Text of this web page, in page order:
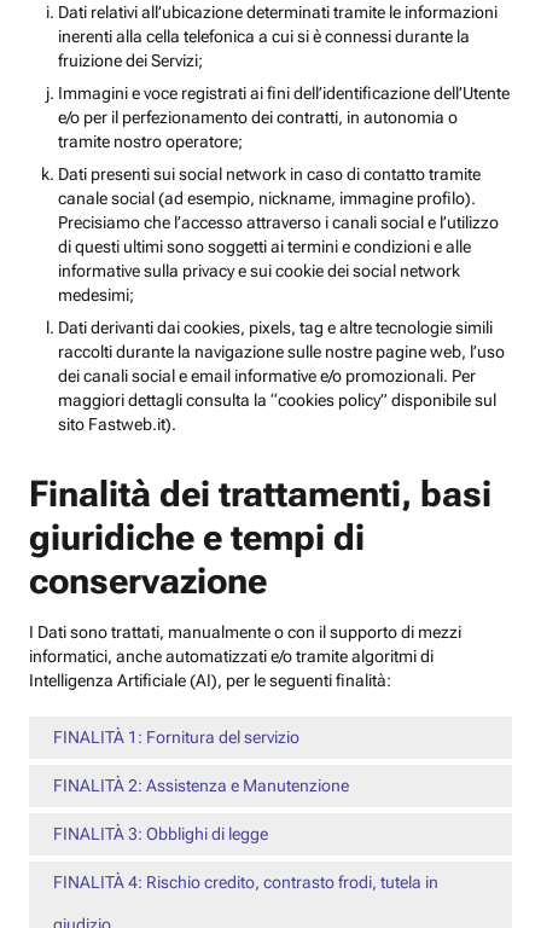
Dati relativi all’ubicazione determinati tramite le informazioni
inerenti alla cella telefonica a cui si è connessi durante la
fruizione dei Servizi;
Immagini e voce registrati ai fini dell’identificazione dell’Utente
e/o per il perfezionamento dei contratti, in autonomia o
tramite nostro operatore;
Dati presenti sui social network in caso di contatto tramite
canale social (ad esempio, nickname, immagine profilo).
Precisiamo che l’accesso attraverso i canali social e l’utilizzo
di questi ultimi sono soggetti ai termini e condizioni e alle
informative sulla privacy e sui cookie dei social network
medesimi;
Dati derivanti dai cookies, pixels, tag e altre tecnologie simili
raccolti durante la navigazione sulle nostre pagine web, l’uso
dei canali social e email informative e/o promozionali. Per
maggiori dettagli consulta la “cookies policy” disponibile sul
sito Fastweb.it).
Finalità dei trattamenti, basi
giuridiche e tempi di
conservazione
I Dati sono trattati, manualmente o con il supporto di mezzi
informatici, anche automatizzati e/o tramite algoritmi di
Intelligenza Artificiale (AI), per le seguenti finalità:
FINALITÀ 1: Fornitura del servizio
FINALITÀ 2: Assistenza e Manutenzione
FINALITÀ 3: Obblighi di legge
FINALITÀ 4: Rischio credito, contrasto frodi, tutela in